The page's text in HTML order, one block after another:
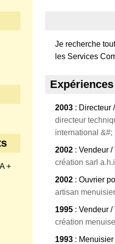
+
Je recherche
les Services
2003 : Directeur
directeur
international &#;
2002 : Vendeur
création sarl
2002 : Ouvrier
artisan
1995 : Vendeur
création
1993 :